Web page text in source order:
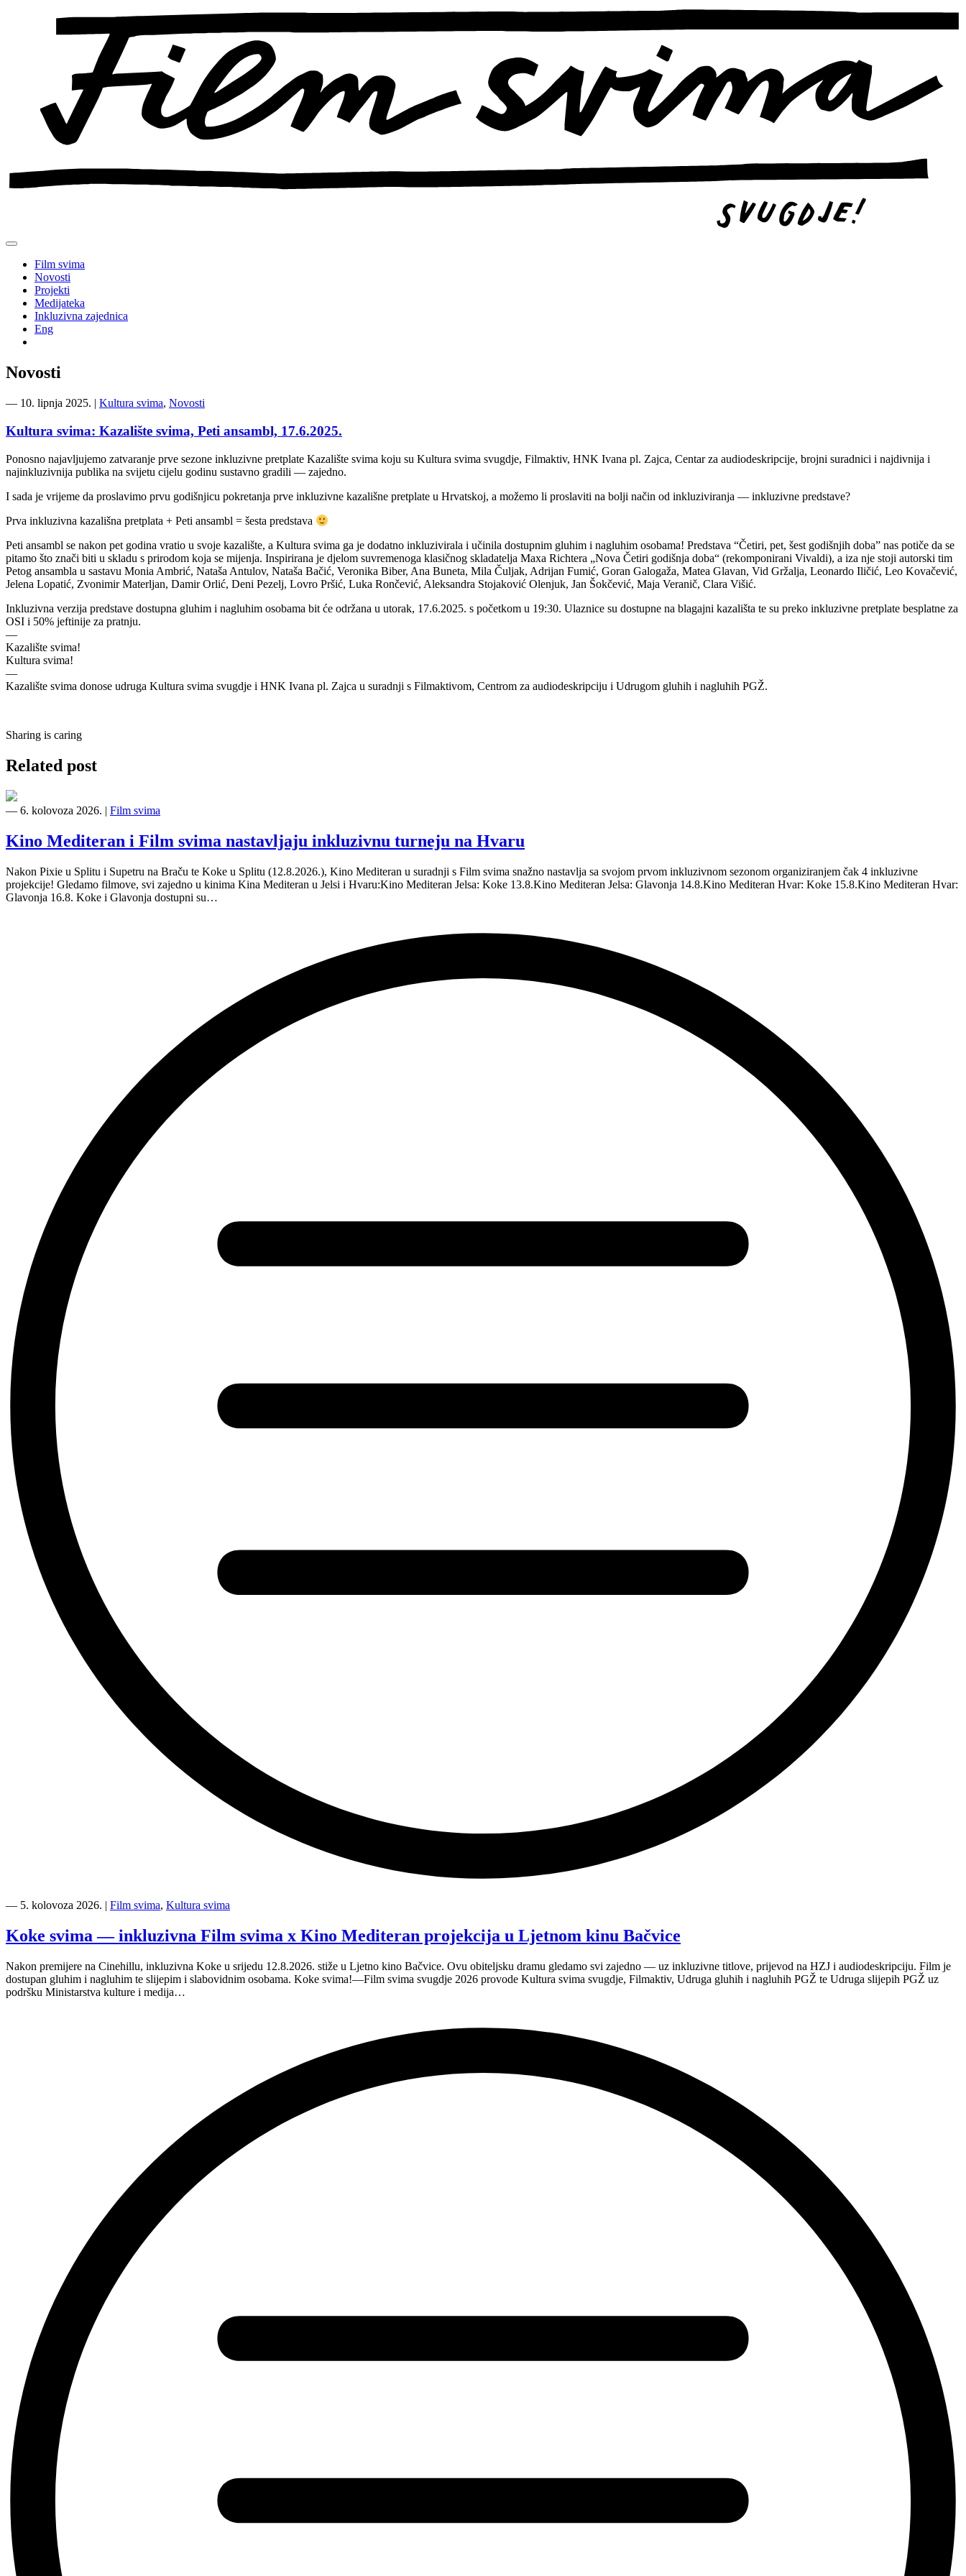
Film svima
Novosti
Projekti
Medijateka
Inkluzivna zajednica
Eng
Novosti
― 10. lipnja 2025. | Kultura svima, Novosti
Kultura svima: Kazalište svima, Peti ansambl, 17.6.2025.
Ponosno najavljujemo zatvaranje prve sezone inkluzivne pretplate Kazalište svima koju su Kultura svima svugdje, Filmaktiv, HNK Ivana pl. Zajca, Centar za audiodeskripcije, brojni suradnici i najdivnija i
najinkluzivnija publika na svijetu cijelu godinu sustavno gradili — zajedno.
I sada je vrijeme da proslavimo prvu godišnjicu pokretanja prve inkluzivne kazališne pretplate u Hrvatskoj, a možemo li proslaviti na bolji način od inkluziviranja — inkluzivne predstave?
Prva inkluzivna kazališna pretplata + Peti ansambl = šesta predstava
Peti ansambl se nakon pet godina vratio u svoje kazalište, a Kultura svima ga je dodatno inkluzivirala i učinila dostupnim gluhim i nagluhim osobama! Predstava “Četiri, pet, šest godišnjih doba” nas potiče da se
pitamo što znači biti u skladu s prirodom koja se mijenja. Inspirirana je djelom suvremenoga klasičnog skladatelja Maxa Richtera „Nova Četiri godišnja doba“ (rekomponirani Vivaldi), a iza nje stoji autorski tim
Petog ansambla u sastavu Monia Ambrić, Nataša Antulov, Nataša Bačić, Veronika Biber, Ana Buneta, Mila Čuljak, Adrijan Fumić, Goran Galogaža, Matea Glavan, Vid Gržalja, Leonardo Iličić, Leo Kovačević,
Jelena Lopatić, Zvonimir Materljan, Damir Orlić, Deni Pezelj, Lovro Pršić, Luka Rončević, Aleksandra Stojaković Olenjuk, Jan Šokčević, Maja Veranič, Clara Višić.
Inkluzivna verzija predstave dostupna gluhim i nagluhim osobama bit će održana u utorak, 17.6.2025. s početkom u 19:30. Ulaznice su dostupne na blagajni kazališta te su preko inkluzivne pretplate besplatne za
OSI i 50% jeftinije za pratnju.
—
Kazalište svima!
Kultura svima!
—
Kazalište svima donose udruga Kultura svima svugdje i HNK Ivana pl. Zajca u suradnji s Filmaktivom, Centrom za audiodeskripciju i Udrugom gluhih i nagluhih PGŽ.
Sharing is caring
Related post
― 6. kolovoza 2026. | Film svima
Kino Mediteran i Film svima nastavljaju inkluzivnu turneju na Hvaru
Nakon Pixie u Splitu i Supetru na Braču te Koke u Splitu (12.8.2026.), Kino Mediteran u suradnji s Film svima snažno nastavlja sa svojom prvom inkluzivnom sezonom organiziranjem čak 4 inkluzivne
projekcije! Gledamo filmove, svi zajedno u kinima Kina Mediteran u Jelsi i Hvaru:Kino Mediteran Jelsa: Koke 13.8.Kino Mediteran Jelsa: Glavonja 14.8.Kino Mediteran Hvar: Koke 15.8.Kino Mediteran Hvar:
Glavonja 16.8. Koke i Glavonja dostupni su…
Mediteran
Film
svima
inkluzivnu
turneju
na
― 5. kolovoza 2026. | Film svima, Kultura svima
Koke svima — inkluzivna Film svima x Kino Mediteran projekcija u Ljetnom kinu Bačvice
Nakon premijere na Cinehillu, inkluzivna Koke u srijedu 12.8.2026. stiže u Ljetno kino Bačvice. Ovu obiteljsku dramu gledamo svi zajedno — uz inkluzivne titlove, prijevod na HZJ i audiodeskripciju. Film je
dostupan gluhim i nagluhim te slijepim i slabovidnim osobama. Koke svima!—Film svima svugdje 2026 provode Kultura svima svugdje, Filmaktiv, Udruga gluhih i nagluhih PGŽ te Udruga slijepih PGŽ uz
podršku Ministarstva kulture i medija…